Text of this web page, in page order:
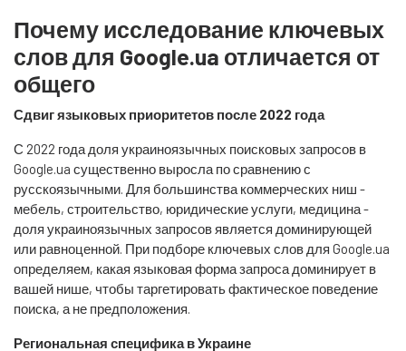
Почему исследование ключевых
слов для Google.ua отличается от
общего
Сдвиг языковых приоритетов после 2022 года
С 2022 года доля украиноязычных поисковых запросов в
Google.ua существенно выросла по сравнению с
русскоязычными. Для большинства коммерческих ниш -
мебель, строительство, юридические услуги, медицина -
доля украиноязычных запросов является доминирующей
или равноценной. При подборе ключевых слов для Google.ua
определяем, какая языковая форма запроса доминирует в
вашей нише, чтобы таргетировать фактическое поведение
поиска, а не предположения.
Региональная специфика в Украине